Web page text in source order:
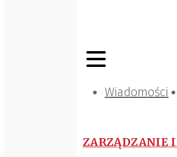
Wiadomości
ZARZĄDZANIE